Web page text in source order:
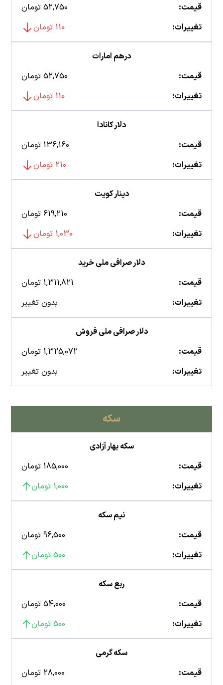
قیمت:
52,750 تومان
تغییرات:
110 تومان
درهم امارات
قیمت:
52,750 تومان
تغییرات:
110 تومان
دلار کانادا
قیمت:
136,160 تومان
تغییرات:
210 تومان
دینار کویت
قیمت:
619,210 تومان
تغییرات:
1,030 تومان
دلار صرافی ملی خرید
قیمت:
1,311,821 تومان
تغییرات:
بدون تغییر
دلار صرافی ملی فروش
قیمت:
1,325,072 تومان
تغییرات:
بدون تغییر
سکه
سکه بهار آزادی
قیمت:
185,000 تومان
تغییرات:
1,000 تومان
نیم سکه
قیمت:
96,500 تومان
تغییرات:
500 تومان
ربع سکه
قیمت:
54,000 تومان
تغییرات:
500 تومان
سکه گرمی
قیمت:
28,000 تومان